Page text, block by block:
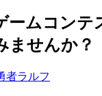
ームコンテ
ませんか？